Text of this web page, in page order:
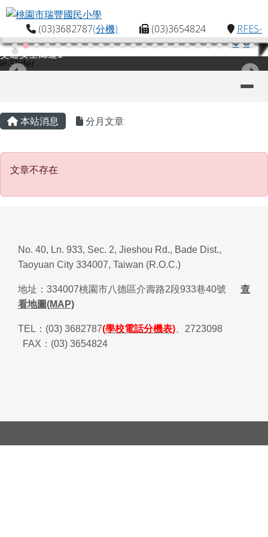
跳至主內容區
桃園市瑞豐國民小學
(03)3682787(分機) (03)3654824
RFES-
MAP
交通安全廊道1
主內容區域
本站消息 分月文章
文章不存在
文章不存在
頁尾區域
No. 40, Ln. 933, Sec. 2, Jieshou Rd., Bade Dist.,
Taoyuan City 334007, Taiwan (R.O.C.)
地址： 334007桃園市八德區介壽路2段933巷40號
查
看地圖(MAP)
TEL ： (03) 3682787(學校電話分機表)
2723098
FAX ： (03) 3654824